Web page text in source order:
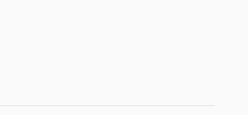
로 운영해 치매로부터 안심하고 건강한 삶을 누릴 수 있도록 최선을 다하겠다 ” 고 말했다 . <담당부서 건강증진과 290-4386>